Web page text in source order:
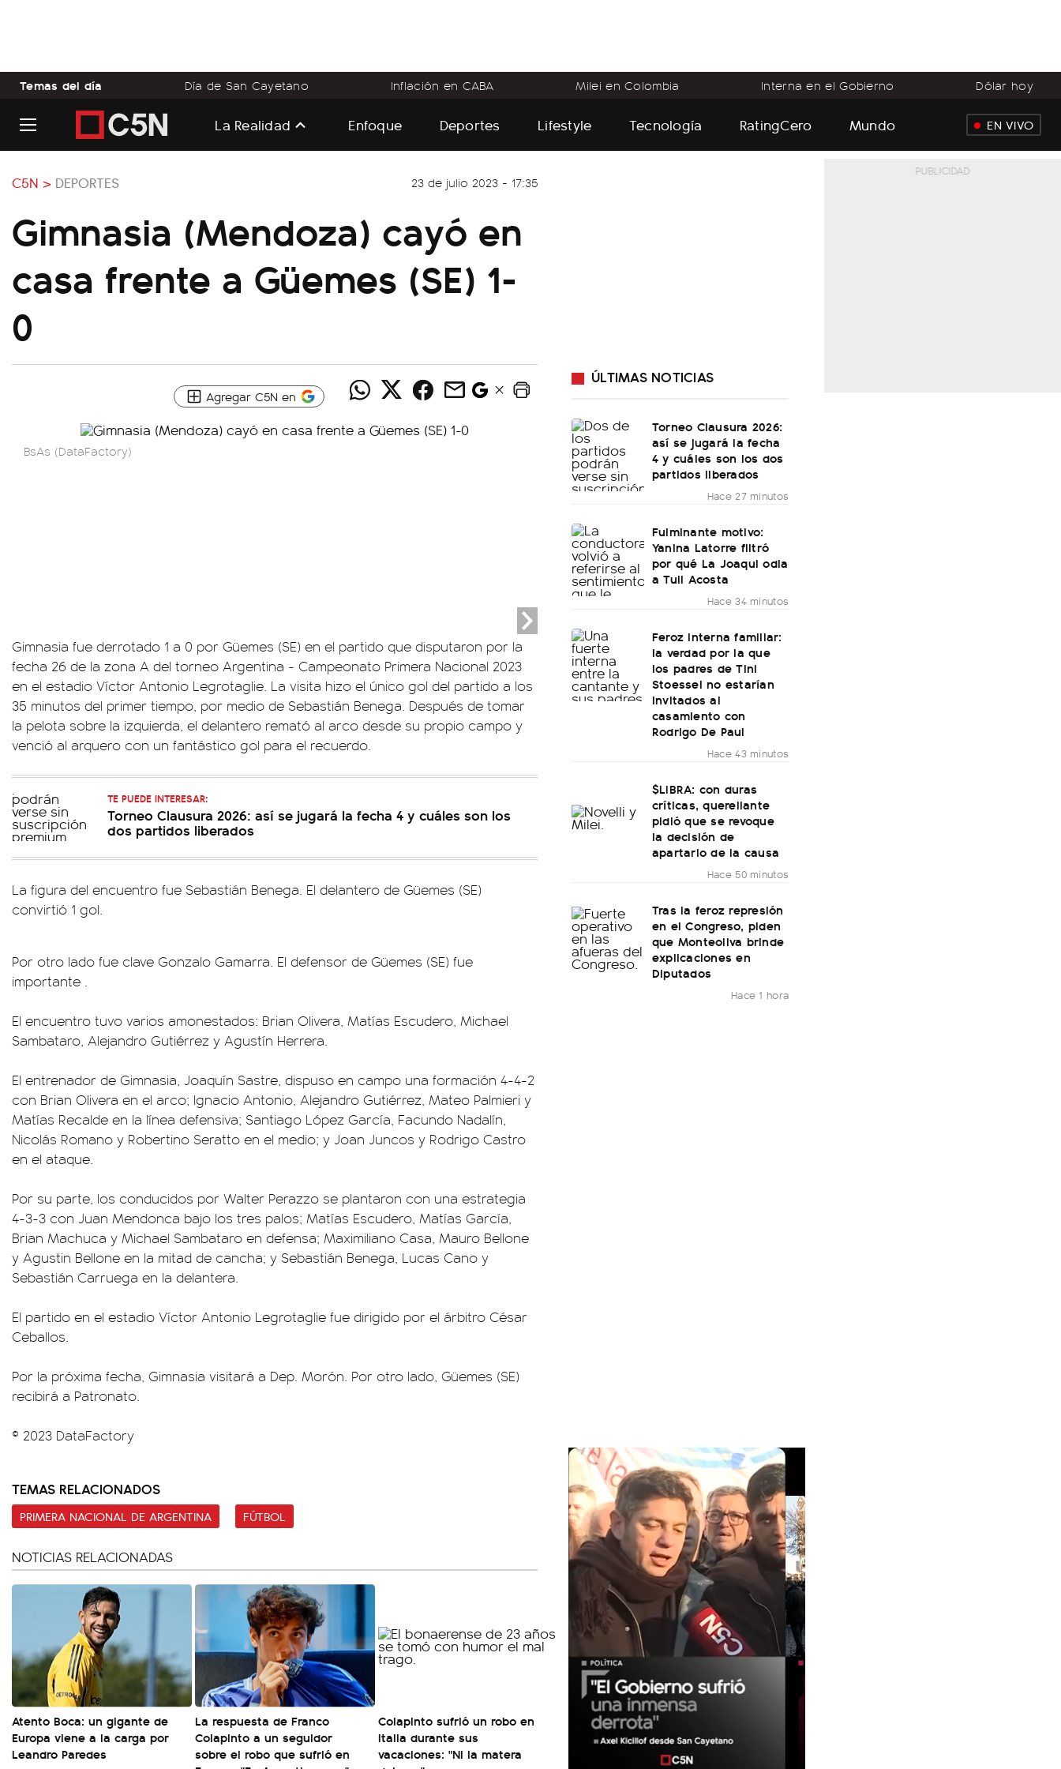
Temas del día Día de San Cayetano Inflación en CABA Milei en Colombia Interna en el Gobierno Dólar hoy
La Realidad Enfoque Deportes Lifestyle Tecnología RatingCero Mundo EN VIVO
C5N > DEPORTES 23 de julio 2023 - 17:35
Gimnasia (Mendoza) cayó en
casa frente a Güemes (SE) 1-
0
Agregar C5N en
BsAs (DataFactory)
Gimnasia fue derrotado 1 a 0 por Güemes (SE) en el partido que disputaron por la
fecha 26 de la zona A del torneo Argentina - Campeonato Primera Nacional 2023
en el estadio Víctor Antonio Legrotaglie. La visita hizo el único gol del partido a los
35 minutos del primer tiempo, por medio de Sebastián Benega. Después de tomar
la pelota sobre la izquierda, el delantero remató al arco desde su propio campo y
venció al arquero con un fantástico gol para el recuerdo.
TE PUEDE INTERESAR:
Torneo Clausura 2026: así se jugará la fecha 4 y cuáles son los
dos partidos liberados
La figura del encuentro fue Sebastián Benega. El delantero de Güemes (SE)
convirtió 1 gol.
Por otro lado fue clave Gonzalo Gamarra. El defensor de Güemes (SE) fue
importante .
El encuentro tuvo varios amonestados: Brian Olivera, Matías Escudero, Michael
Sambataro, Alejandro Gutiérrez y Agustín Herrera.
El entrenador de Gimnasia, Joaquín Sastre, dispuso en campo una formación 4-4-2
con Brian Olivera en el arco; Ignacio Antonio, Alejandro Gutiérrez, Mateo Palmieri y
Matías Recalde en la línea defensiva; Santiago López García, Facundo Nadalín,
Nicolás Romano y Robertino Seratto en el medio; y Joan Juncos y Rodrigo Castro
en el ataque.
Por su parte, los conducidos por Walter Perazzo se plantaron con una estrategia
4-3-3 con Juan Mendonca bajo los tres palos; Matías Escudero, Matías García,
Brian Machuca y Michael Sambataro en defensa; Maximiliano Casa, Mauro Bellone
y Agustin Bellone en la mitad de cancha; y Sebastián Benega, Lucas Cano y
Sebastián Carruega en la delantera.
El partido en el estadio Víctor Antonio Legrotaglie fue dirigido por el árbitro César
Ceballos.
Por la próxima fecha, Gimnasia visitará a Dep. Morón. Por otro lado, Güemes (SE)
recibirá a Patronato.
© 2023 DataFactory
TEMAS RELACIONADOS
PRIMERA NACIONAL DE ARGENTINA FÚTBOL
NOTICIAS RELACIONADAS
Atento Boca: un gigante de
Europa viene a la carga por
Leandro Paredes
La respuesta de Franco
Colapinto a un seguidor
sobre el robo que sufrió en
Colapinto sufrió un robo en
Italia durante sus
vacaciones: "Ni la matera
ÚLTIMAS NOTICIAS
Torneo Clausura 2026:
así se jugará la fecha
4 y cuáles son los dos
partidos liberados
Hace 27 minutos
Fulminante motivo:
Yanina Latorre filtró
por qué La Joaqui odia
a Tuli Acosta
Hace 34 minutos
Feroz interna familiar:
la verdad por la que
los padres de Tini
Stoessel no estarían
invitados al
casamiento con
Rodrigo De Paul
Hace 43 minutos
$LIBRA: con duras
críticas, querellante
pidió que se revoque
la decisión de
apartarlo de la causa
Hace 50 minutos
Tras la feroz represión
en el Congreso, piden
que Monteoliva brinde
explicaciones en
Diputados
Hace 1 hora